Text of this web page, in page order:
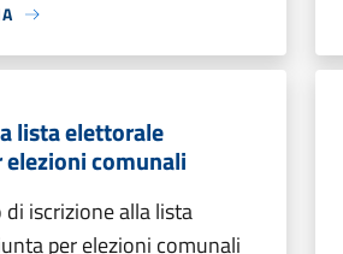
lista elettorale
comunali
iscrizione alla lista
per elezioni comunali